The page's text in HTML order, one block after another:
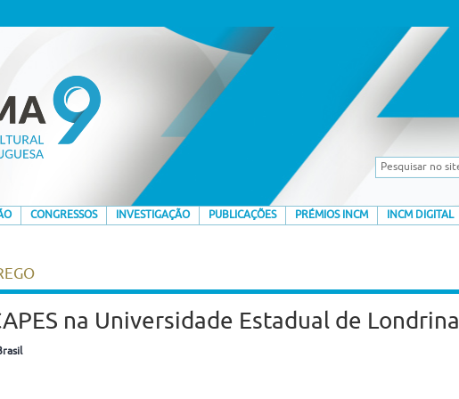
CONGRESSOS INVESTIGAÇÃO PUBLICAÇÕES PRÉMIOS INCM INCM DIGITAL
na Universidade Estadual de Londrina